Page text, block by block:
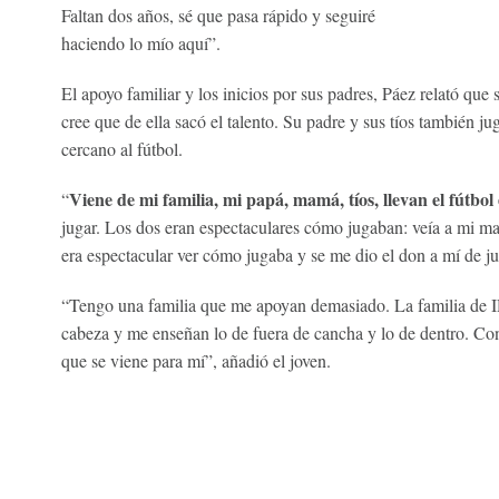
Faltan dos años, sé que pasa rápido y seguiré
haciendo lo mío aquí”.
El apoyo familiar y los inicios por sus padres, Páez relató
cree que de ella sacó el talento. Su padre y sus tíos también
cercano al fútbol.
“Viene de mi familia, mi papá, mamá, tíos, llevan el fútbol
jugar. Los dos eran espectaculares cómo jugaban: veía a mi
era espectacular ver cómo jugaba y se me dio el don a mí de
“Tengo una familia que me apoyan demasiado. La familia de
cabeza y me enseñan lo de fuera de cancha y lo de dentro.
que se viene para mí”, añadió el joven.